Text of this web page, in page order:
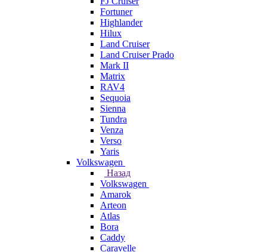
Fortuner
Highlander
Hilux
Land Cruiser
Land Cruiser Prado
Mark II
Matrix
RAV4
Sequoia
Sienna
Tundra
Venza
Verso
Yaris
Volkswagen
Назад
Volkswagen
Amarok
Arteon
Atlas
Bora
Caddy
Caravelle